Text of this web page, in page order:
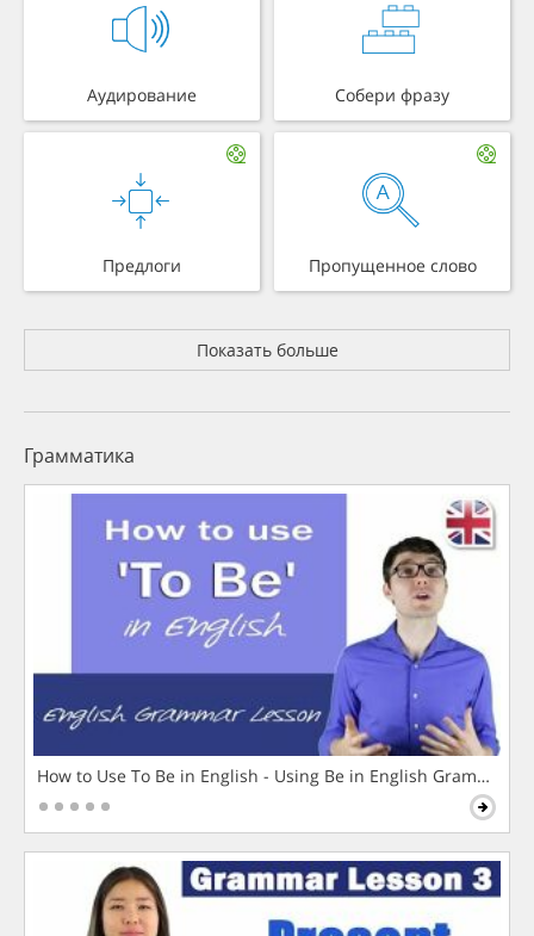
Аудирование Собери фразу
Предлоги Пропущенное слово
Показать больше
Грамматика
How to Use To Be in English - Using Be in English Grammar